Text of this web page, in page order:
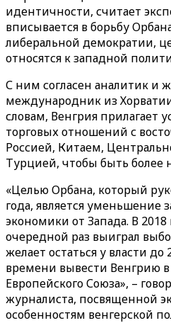
идентичности, считает
вписывается в борьбу
либеральной демократии,
относятся к западной
С ним согласен аналитик и
международник из
словам, Венгрия прилагает
торговых отношений с
Россией, Китаем,
Турцией, чтобы быть более
«Целью Орбана, который
года, является уменьшение
экономики от Запада. В 2018
очередной раз выиграл
желает остаться у власти до
времени вывести Венгрию в
Европейского Союза», –
журналиста, посвященной
особенностям венгерской